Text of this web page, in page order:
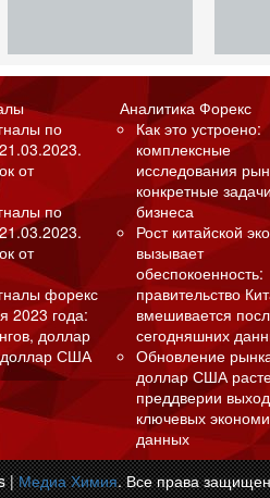
по
от
по
от
форекс
2023 года:
доллар
США
Аналитика Форекс
Как это устроено:
комплексные
исследования
конкретные задачи
бизнеса
Рост китайской
вызывает
обеспокоенность:
правительство
вмешивается
сегодняшних
Обновление
доллар США
преддверии
ключевых
данных
|Медиа Химия. Все права